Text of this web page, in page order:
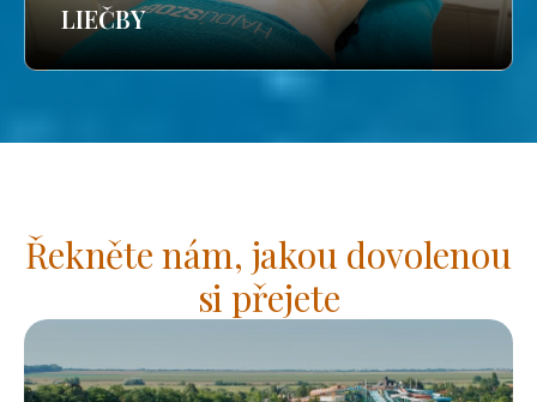
LIEČBY
Řekněte nám, jakou dovolenou
si přejete